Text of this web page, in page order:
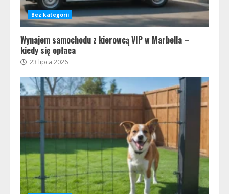
Bez kategorii
Wynajem samochodu z kierowcą VIP w Marbella –
kiedy się opłaca
23 lipca 2026